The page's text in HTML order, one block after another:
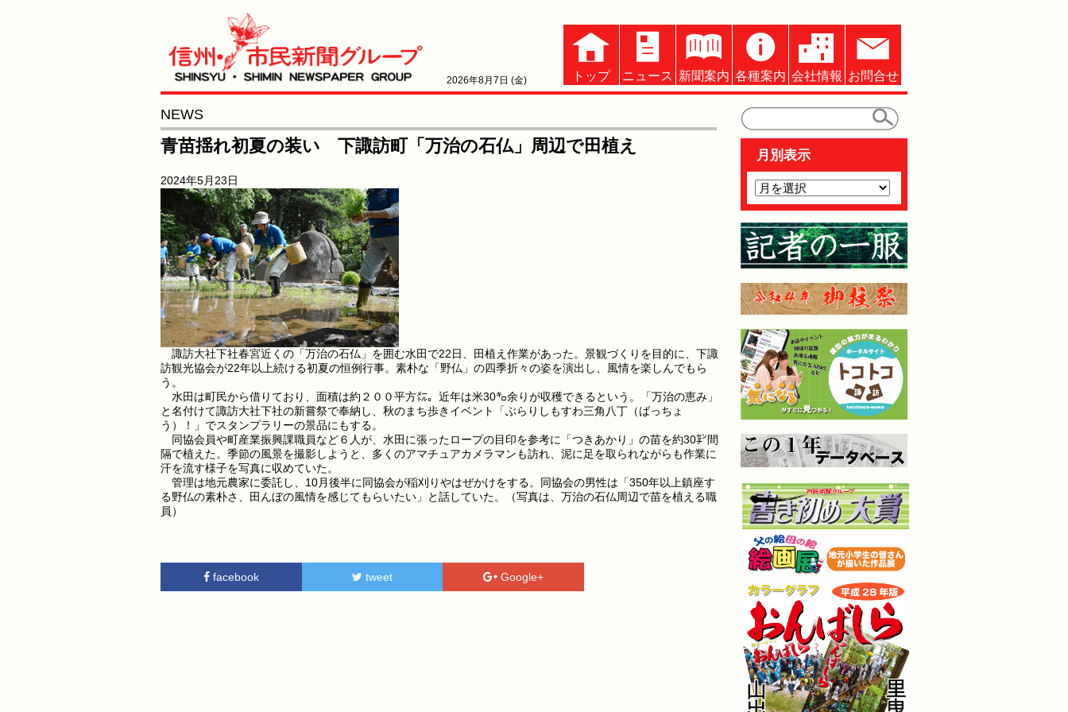
2026年8月7日 (金) トップ ニュース 新聞案内 各種案内 会社情報 お問合せ
NEWS
青苗揺れ初夏の装い 下諏訪町「万治の石仏」周辺で田植え
2024年5月23日
諏訪大社下社春宮近くの「万治の石仏」を囲む水田で22日、田植え作業があった。景観づくりを目的に、下諏
訪観光協会が22年以上続ける初夏の恒例行事。素朴な「野仏」の四季折々の姿を演出し、風情を楽しんでもら
う。
水田は町民から借りており、面積は約２００平方㍍。近年は米30㌔余りが収穫できるという。「万治の恵み」
と名付けて諏訪大社下社の新嘗祭で奉納し、秋のまち歩きイベント「ぶらりしもすわ三角八丁（ばっちょ
う）！」でスタンプラリーの景品にもする。
同協会員や町産業振興課職員など６人が、水田に張ったロープの目印を参考に「つきあかり」の苗を約30㌢間
隔で植えた。季節の風景を撮影しようと、多くのアマチュアカメラマンも訪れ、泥に足を取られながらも作業に
汗を流す様子を写真に収めていた。
管理は地元農家に委託し、10月後半に同協会が稲刈りやはぜかけをする。同協会の男性は「350年以上鎮座す
る野仏の素朴さ、田んぼの風情を感じてもらいたい」と話していた。（写真は、万治の石仏周辺で苗を植える職
員）
facebook tweet Google+
月別表示